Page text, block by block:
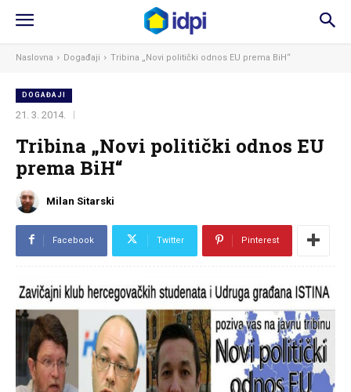
Naslovna Događaji Tribina „Novi politički odnos EU prema BiH“
DOGAĐAJI
21. 3. 2014.
Tribina „Novi politički odnos EU
prema BiH“
Milan Sitarski
Facebook Twitter Pinterest